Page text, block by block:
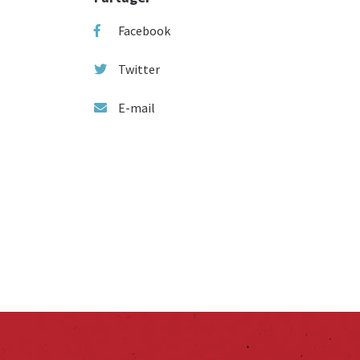
Facebook
Twitter
E-mail